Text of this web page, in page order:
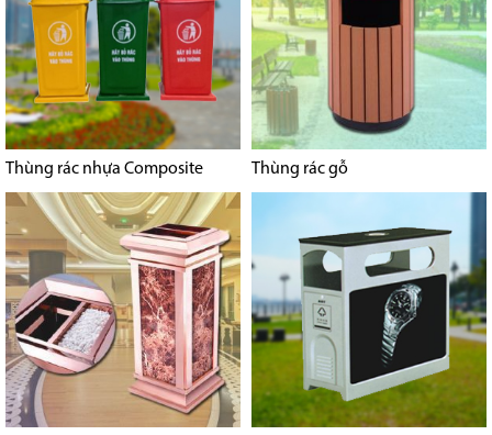
Thùng rác nhựa Composite Thùng rác gỗ